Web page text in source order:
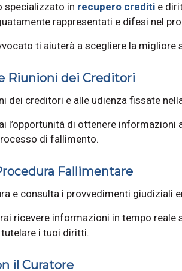
specializzato in recupero crediti e
rappresentati e difesi nel
ti aiuterà a scegliere la migliore
Riunioni dei Creditori
dei creditori e alle udienza fissate
l’opportunità di ottenere
di fallimento.
Fallimentare
e consulta i provvedimenti giudiziali
ricevere informazioni in tempo
i tuoi diritti.
il Curatore